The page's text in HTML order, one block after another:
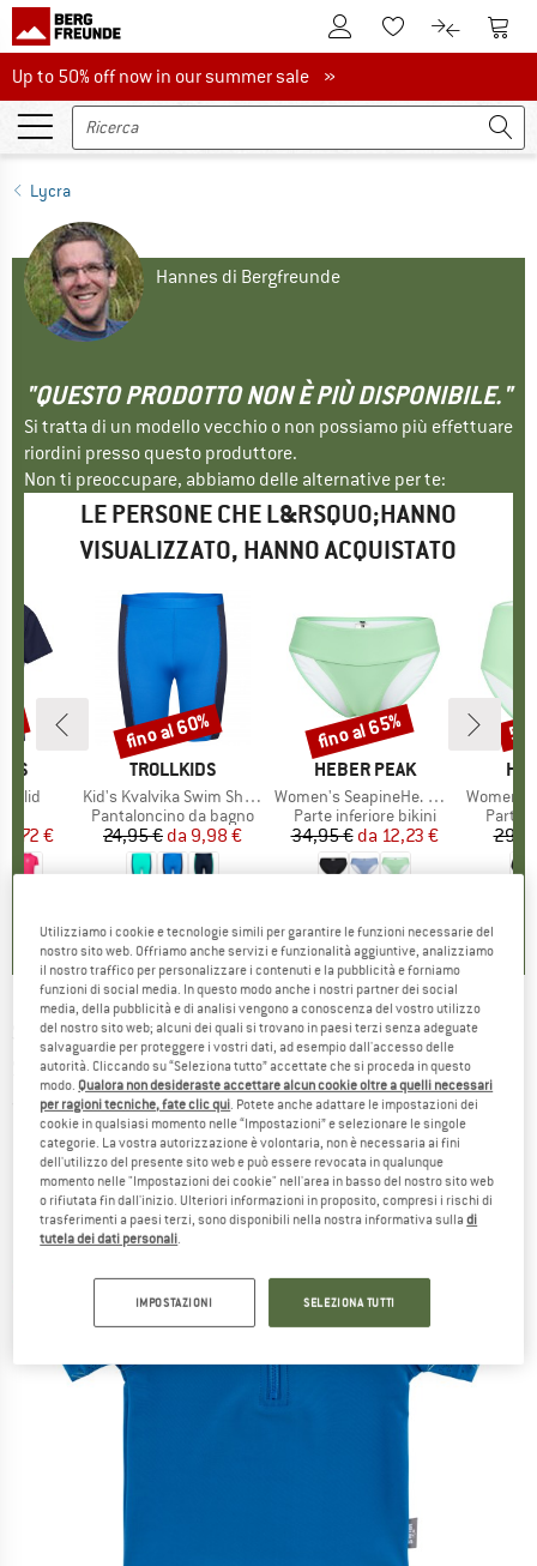
Al conto clienteAlla lista
Al Al
Up to 50% off now in our summer sale
Up to 50% off now in our summer sale »
Lycra
Hannes di Bergfreunde
"QUESTO PRODOTTO NON È PIÙ DISPONIBILE."
Si tratta di un modello vecchio o non possiamo più effettuare
riordini presso questo produttore.
Non ti preoccupare, abbiamo delle alternative per te:
LE PERSONE CHE L&RSQUO;HANNO
VISUALIZZATO, HANNO ACQUISTATO
Solid
ridotto
€
MARCHIO
TROLLKIDS
Articolo
Kid's Kvalvika Swim Shorts
Gruppo di prodotti
Pantaloncino da bagno
Prezzo
24,95 € Prezzo ridotto
da 9,98 €
Sconto
fino al 60%
MARCHIO
HEBER PEAK
Articolo
Women's SeapineHe. Bikini Pants with Waistband
Gruppo di prodotti
Parte inferiore bikini
Prezzo
34,95 € Prezzo ridotto
da 12,23 €
Sconto
fino al 65%
Articolo
Women's
Parte
STERNTALER - Kids' Short-Sleeved Swim
Shirt – Space - Lycra
(0)
Utilizziamo i cookie e tecnologie simili per garantire le funzioni necessarie del
nostro sito web. Offriamo anche servizi e funzionalità aggiuntive, analizziamo
il nostro traffico per personalizzare i contenuti e la pubblicità e forniamo
funzioni di social media. In questo modo anche i nostri partner dei social
media, della pubblicità e di analisi vengono a conoscenza del vostro utilizzo
del nostro sito web; alcuni dei quali si trovano in paesi terzi senza adeguate
salvaguardie per proteggere i vostri dati, ad esempio dall'accesso delle
autorità. Cliccando su “Seleziona tutto” accettate che si proceda in questo
modo. Qualora non desideraste accettare alcun cookie oltre a quelli necessari
per ragioni tecniche, fate clic qui . Potete anche adattare le impostazioni dei
cookie in qualsiasi momento nelle “Impostazioni” e selezionare le singole
categorie. La vostra autorizzazione è volontaria, non è necessaria ai fini
dell'utilizzo del presente sito web e può essere revocata in qualunque
momento nelle "Impostazioni dei cookie" nell'area in basso del nostro sito web
o rifiutata fin dall'inizio. Ulteriori informazioni in proposito, compresi i rischi di
trasferimenti a paesi terzi, sono disponibili nella nostra informativa sulladi
tutela dei dati personali
IMPOSTAZIONI SELEZIONA TUTTI